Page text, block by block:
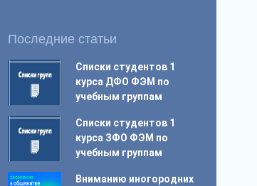
Последние статьи
Списки студентов 1
курса ДФО ФЭМ по
учебным группам
Списки студентов 1
курса ЗФО ФЭМ по
учебным группам
Вниманию иногородних